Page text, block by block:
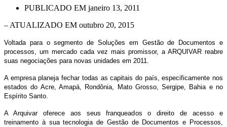
PUBLICADO EM janeiro 13, 2011
– ATUALIZADO EM outubro 20, 2015
Voltada para o segmento de Soluções em Gestão de Documentos e
processos, um mercado cada vez mais promissor, a ARQUIVAR reabre
suas negociações para novas unidades em 2011.
A empresa planeja fechar todas as capitais do país, especificamente nos
estados do Acre, Amapá, Rondônia, Mato Grosso, Sergipe, Bahia e no
Espírito Santo.
A Arquivar oferece aos seus franqueados o direito de acesso e
treinamento à sua tecnologia de Gestão de Documentos e Processos,